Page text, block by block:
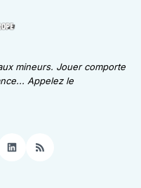
mineurs. Jouer comporte
Appelez le
LinkedIn
RSS